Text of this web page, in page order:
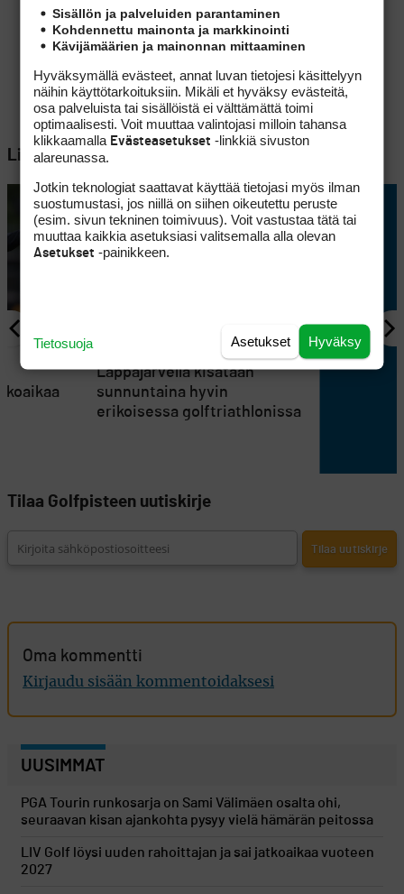
Lisää aiheesta
Lappajärvellä kisataan
sunnuntaina hyvin
erikoisessa golftriathlonissa
Tilaa Golfpisteen uutiskirje
Oma kommentti
Kirjaudu sisään kommentoidaksesi
UUSIMMAT
PGA Tourin runkosarja on Sami Välimäen osalta ohi,
seuraavan kisan ajankohta pysyy vielä hämärän peitossa
LIV Golf löysi uuden rahoittajan ja sai jatkoaikaa vuoteen
2027
Sisällön ja palveluiden parantaminen
Kohdennettu mainonta ja markkinointi
Kävijämäärien ja mainonnan mittaaminen
Hyväksymällä evästeet, annat luvan tietojesi käsittelyyn
näihin käyttötarkoituksiin. Mikäli et hyväksy evästeitä,
osa palveluista tai sisällöistä ei välttämättä toimi
optimaalisesti. Voit muuttaa valintojasi milloin tahansa
klikkaamalla Evästeasetukset -linkkiä sivuston
alareunassa.
Jotkin teknologiat saattavat käyttää tietojasi myös ilman
suostumustasi, jos niillä on siihen oikeutettu peruste
(esim. sivun tekninen toimivuus). Voit vastustaa tätä tai
muuttaa kaikkia asetuksiasi valitsemalla alla olevan
Asetukset -painikkeen.
Hyväksy
Asetukset
Tietosuoja